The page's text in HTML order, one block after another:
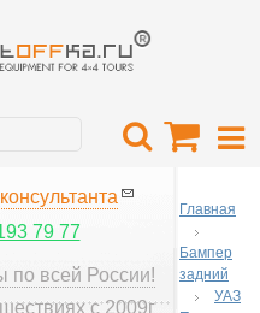
79 77
по всей России!
с 2009г
Главная
Бампер
задний
УАЗ